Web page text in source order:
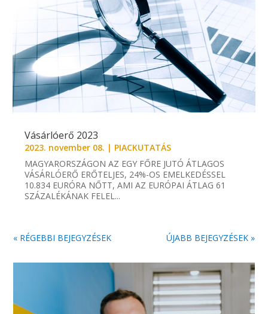
Vásárlóerő 2023
2023. november 08. | PIACKUTATÁS
MAGYARORSZÁGON AZ EGY FŐRE JUTÓ ÁTLAGOS
VÁSÁRLÓERŐ ERŐTELJES, 24%-OS EMELKEDÉSSEL
10.834 EURÓRA NŐTT, AMI AZ EURÓPAI ÁTLAG 61
SZÁZALÉKÁNAK FELEL...
« RÉGEBBI BEJEGYZÉSEK ÚJABB BEJEGYZÉSEK »